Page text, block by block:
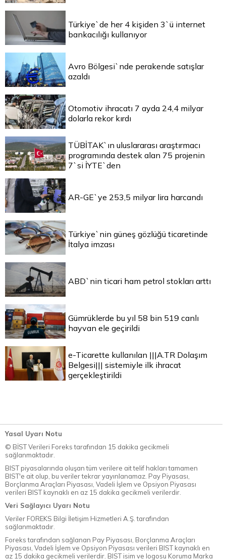
Türkiye`de her 4 kişiden 3`ü internet
bankacılığı kullanıyor
Avro Bölgesi`nde perakende satışlar
azaldı
Otomotiv ihracatı 7 ayda 24,4 milyar
dolarla rekor kırdı
TÜBİTAK`ın uluslararası araştırmacı
programında destek alan 75 projenin
7`si İYTE`den
AR-GE`ye 253,5 milyar lira harcandı
Türkiye`nin güneş gözlüğü ticaretinde
İtalya imzası
ABD`nin ticari ham petrol stokları arttı
Gümrüklerde bu yıl 58 bin 519 canlı
hayvan ele geçirildi
e-Ticarette kullanılan |||A.TR Dolaşım
Belgesi||| sistemiyle ilk ihracat
gerçekleştirildi
Yasal Uyarı Notu
© BİST Verileri Foreks tarafından 15 dakika gecikmeli
sağlanmaktadır.
BIST piyasalarında oluşan tüm verilere ait telif hakları tamamen
BIST'e ait olup, bu veriler tekrar yayınlanamaz. Pay Piyasası,
Borçlanma Araçları Piyasası, Vadeli İşlem ve Opsiyon Piyasası
verileri BIST kaynaklı en az 15 dakika gecikmeli verilerdir.
Veri Sağlayıcı Uyarı Notu
Veriler FOREKS Bilgi İletişim Hizmetleri A.Ş. tarafından
sağlanmaktadır.
Foreks tarafından sağlanan Pay Piyasası, Borçlanma Araçları
Piyasası, Vadeli İşlem ve Opsiyon Piyasası verileri BIST kaynaklı en
az 15 dakika gecikmeli verilerdir. BIST isim ve logosu Koruma Marka